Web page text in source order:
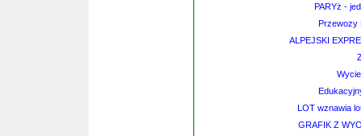
PARYż -
Przewozy
ALPEJSKI
LOT wznawia
GRAFIK Z